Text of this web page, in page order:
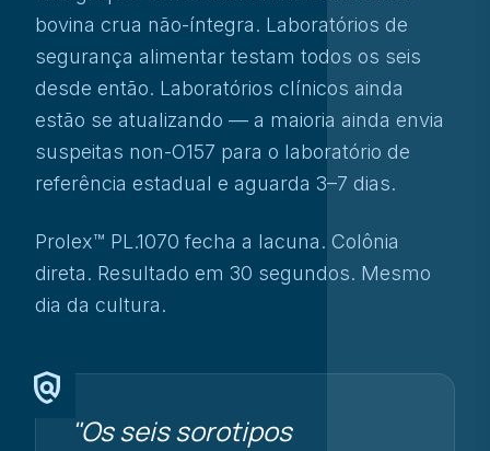
bovina crua não-íntegra. Laboratórios de
segurança alimentar testam todos os seis
desde então. Laboratórios clínicos ainda
estão se atualizando — a maioria ainda envia
suspeitas non-O157 para o laboratório de
referência estadual e aguarda 3–7 dias.
Prolex™ PL.1070 fecha a lacuna. Colônia
direta. Resultado em 30 segundos. Mesmo
dia da cultura.
policy
"Os seis sorotipos